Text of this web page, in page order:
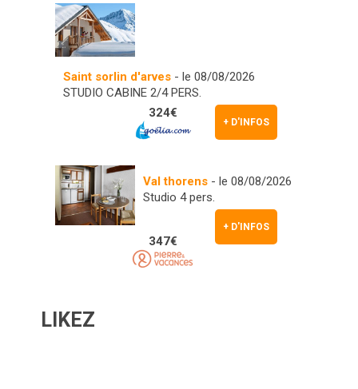
Saint sorlin d'arves- le 08/08/2026
STUDIO CABINE 2/4 PERS.
+ D'INFOS
324€
Val thorens- le 08/08/2026
Studio 4 pers.
+ D'INFOS
347€
LIKEZ